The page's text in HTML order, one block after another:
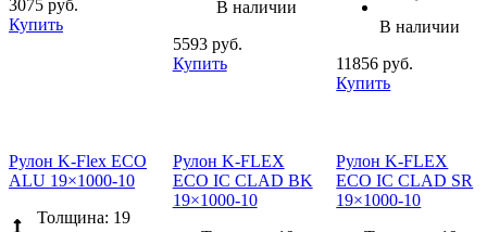
3075 руб.
Купить
В наличии
5593 руб.
Купить
В наличии
11856 руб.
Купить
Рулон K-Flex ECO
ALU 19×1000-10
Толщина: 19
Рулон K-FLEX
ECO IC CLAD BK
19×1000-10
Рулон K-FLEX
ECO IC CLAD SR
19×1000-10